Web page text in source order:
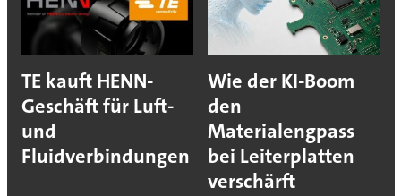
TE kauft HENN-
Geschäft für Luft-
und
Fluidverbindungen
Wie der KI-Boom
den
Materialengpass
bei Leiterplatten
verschärft